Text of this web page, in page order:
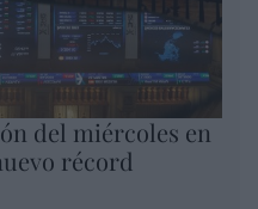
del miércoles en
récord